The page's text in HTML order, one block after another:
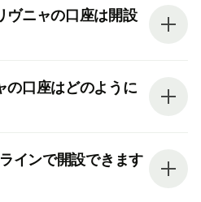
ヴニャの口座は開設
の口座はどのように
インで開設できます